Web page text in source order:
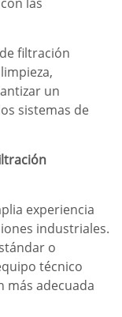
filtración
un
sistemas de
experiencia
industriales.
o
técnico
más adecuada